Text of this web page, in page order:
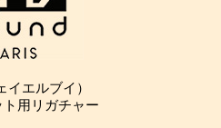
イエルブイ）
ト用リガチャー